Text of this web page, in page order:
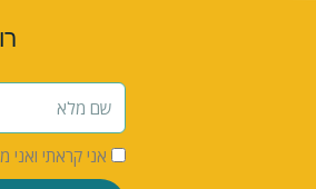
אני קראתי